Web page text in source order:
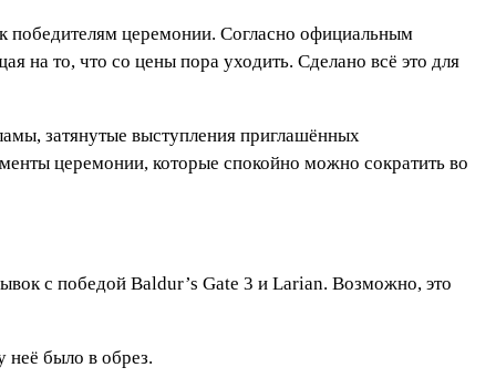
победителям церемонии. Согласно официальным
на то, что со цены пора уходить. Сделано всё это для
затянутые выступления приглашённых
церемонии, которые спокойно можно сократить во
с победой Baldur’s Gate 3 и Larian. Возможно, это
неё было в обрез.